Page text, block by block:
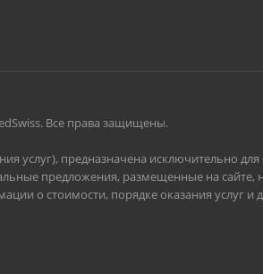
Все права защищены.
услуг), предназначена исключительно
предложения, размещенные на
о стоимости, порядке оказания услуг